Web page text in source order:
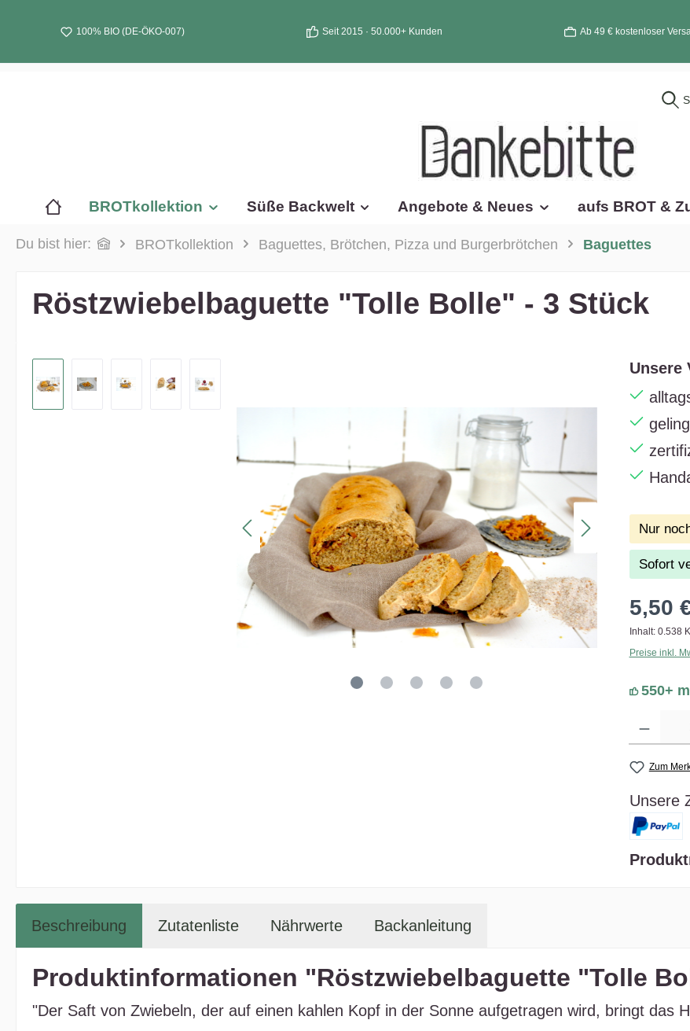
100% BIO (DE-ÖKO-007) Seit 2015 · 50.000+ Kunden Ab 49 € kostenloser
BROTkollektion Süße Backwelt Angebote & Neues aufs BROT &
Du bist hier: BROTkollektion Baguettes, Brötchen, Pizza und Burgerbrötchen Baguettes
Röstzwiebelbaguette "Tolle Bolle" - 3 Stück
Unsere
Nur
Sofort
5,50
Inhalt: 0.538
Preise inkl.
550+
Zum
Unsere
Beschreibung Zutatenliste Nährwerte Backanleitung
Produktinformationen "Röstzwiebelbaguette "Tolle
"Der Saft von Zwiebeln, der auf einen kahlen Kopf in der Sonne aufgetragen wird, bringt das